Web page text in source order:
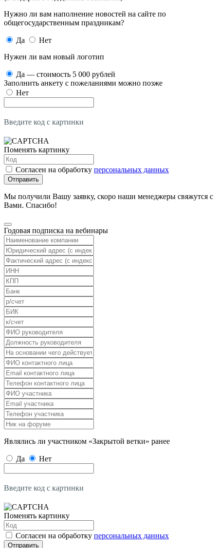
Нужно ли вам наполнение новостей на сайте по
общегосударственным праздникам?
Да
Нет
Нужен ли вам новый логотип
Да — стоимость 5 000 рублей
Заполнить анкету с пожеланиями можно позже
Нет
Введите код с картинки
Поменять картинку
Согласен на обработку персональных данных
Отправить
Мы получили Вашу заявку, скоро наши менеджеры свяжутся с
Вами. Спасибо!
Годовая подписка на вебинары
Являлись ли участником «Закрытой ветки» ранее
Да Нет
Введите код с картинки
Поменять картинку
Согласен на обработку персональных данных
Отправить